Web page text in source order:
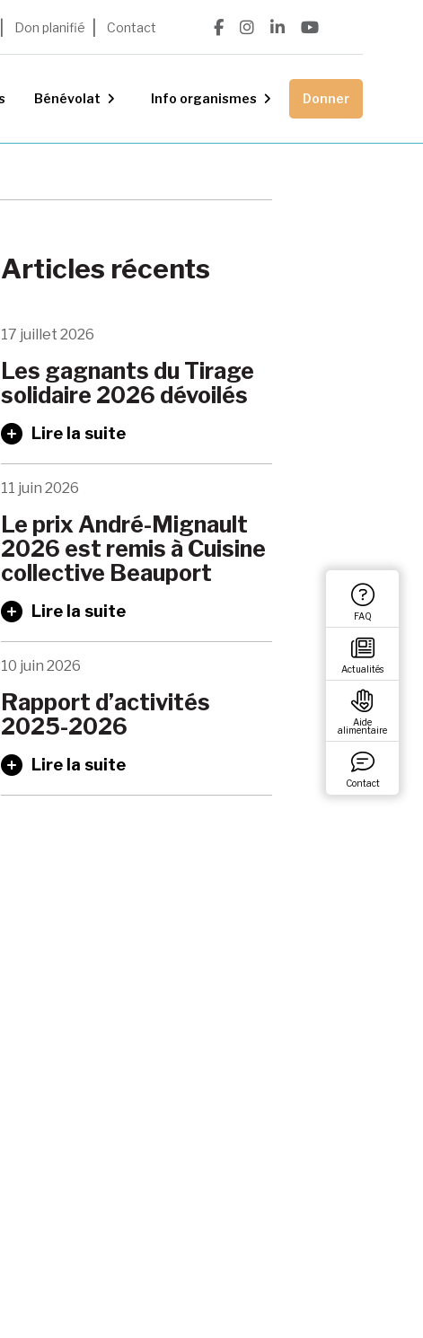
Don planifié Contact
Bénévolat Info organismes Donner
FAQ
Actualités
Aide
alimentaire
Contact
Articles récents
17 juillet 2026
Les gagnants du Tirage
solidaire 2026 dévoilés
Lire la suite
11 juin 2026
Le prix André-Mignault
2026 est remis à Cuisine
collective Beauport
Lire la suite
10 juin 2026
Rapport d’activités
2025-2026
Lire la suite